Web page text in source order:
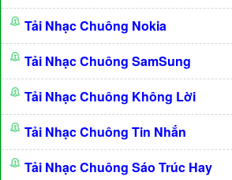
Tải Nhạc Chuông Nokia
Tải Nhạc Chuông SamSung
Tải Nhạc Chuông Không Lời
Tải Nhạc Chuông Tin Nhắn
Tải Nhạc Chuông Sáo Trúc Hay